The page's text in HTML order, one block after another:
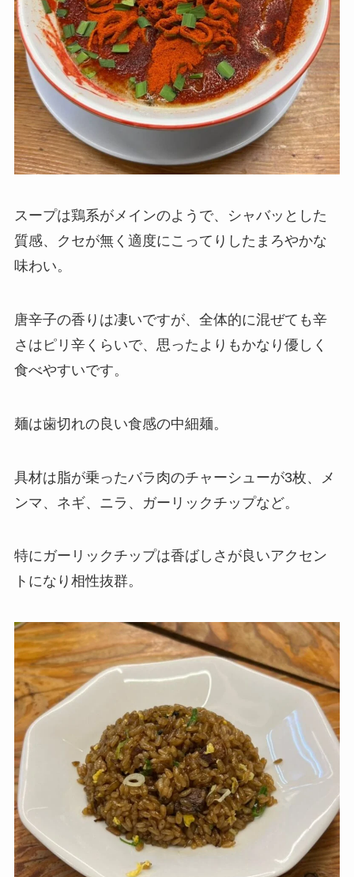
スープは鶏系がメインのようで、シャバッとした
質感、クセが無く適度にこってりしたまろやかな
味わい。
唐辛子の香りは凄いですが、全体的に混ぜても辛
さはピリ辛くらいで、思ったよりもかなり優しく
食べやすいです。
麺は歯切れの良い食感の中細麺。
具材は脂が乗ったバラ肉のチャーシューが3枚、メ
ンマ、ネギ、ニラ、ガーリックチップなど。
特にガーリックチップは香ばしさが良いアクセン
トになり相性抜群。